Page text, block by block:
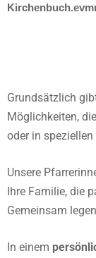
Grundsätzlich
Möglichkeiten,
oder in
Unsere
Ihre Familie, die
Gemeinsam
In einem